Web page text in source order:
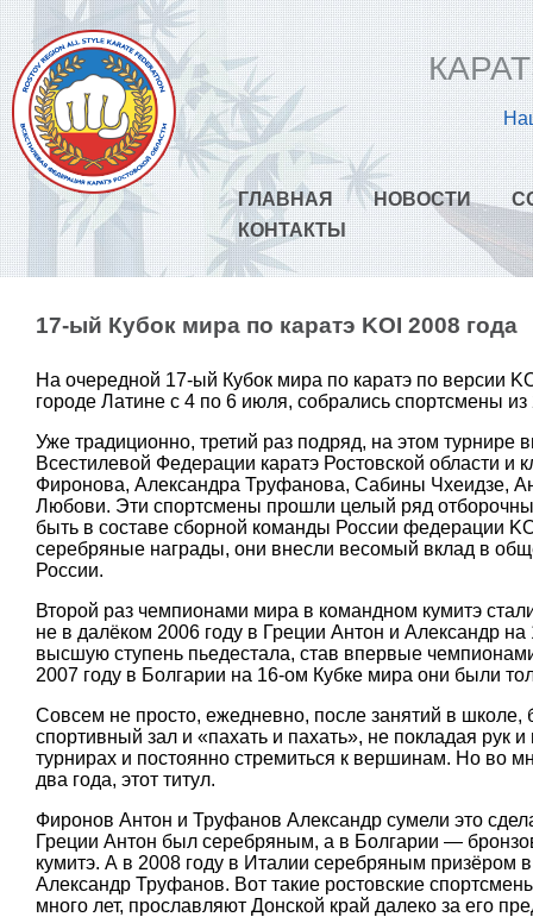
ГЛАВНАЯ НОВОСТИ
КОНТАКТЫ
17-ый Кубок мира по каратэ KOI 2008 года
На очередной 17-ый Кубок мира по каратэ по версии
городе Латине с 4 по 6 июля, собрались спортсмены из
Уже традиционно, третий раз подряд, на этом турнире
Всестилевой Федерации каратэ Ростовской области и
Фиронова, Александра Труфанова, Сабины Чхеидзе,
Любови. Эти спортсмены прошли целый ряд
быть в составе сборной команды России федерации
серебряные награды, они внесли весомый вклад в
России.
Второй раз чемпионами мира в командном кумитэ
не в далёком 2006 году в Греции Антон и Александр
высшую ступень пьедестала, став впервые
2007 году в Болгарии на 16-ом Кубке мира они были
Совсем не просто, ежедневно, после занятий в школе,
спортивный зал и «пахать и пахать», не покладая рук и
турнирах и постоянно стремиться к вершинам. Но во
два года, этот титул.
Фиронов Антон и Труфанов Александр сумели это
Греции Антон был серебряным, а в Болгарии —
кумитэ. А в 2008 году в Италии серебряным призёром
Александр Труфанов. Вот такие ростовские
много лет, прославляют Донской край далеко за его